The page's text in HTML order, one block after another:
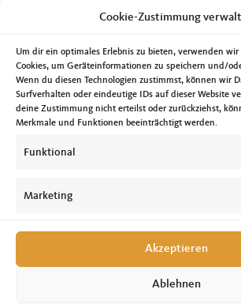
Cookie-Zustimmung
Um dir ein optimales Erlebnis zu bieten, verwenden wir
Cookies, um Geräteinformationen zu speichern und/
Wenn du diesen Technologien zustimmst, können wir
Surfverhalten oder eindeutige IDs auf dieser Website
deine Zustimmung nicht erteilst oder zurückziehst,
Merkmale und Funktionen beeinträchtigt werden.
Funktional
Marketing
Akzeptieren
Ablehnen
Beteiligten mit erhobenen Hauptes aus der Sache gehen
fairen Umgangs untereinander gelten. Der zweite Punkt
man möchte, mancher der dort aufgeführten Punkte ist
diskussionswürdig, aber eine Koalition mit der AfD ist
Bedingungen für mich persönlich undenkbar. Allein die
Landtag macht dies für mich mehr als deutlich, es gilt
ohne Auszugrenzen“. Weitere Termine in dieser Woche
Sitzung des CDU-Ortsverbandes Süd, die Sitzung des
Landeszentrale für die Politischer Bildung Sachsen-
Lebenshilfe Magdeburg, der GWA Gemeinwesenarbeit
Feuerwehr kann man gar nicht genug wertschätzen.